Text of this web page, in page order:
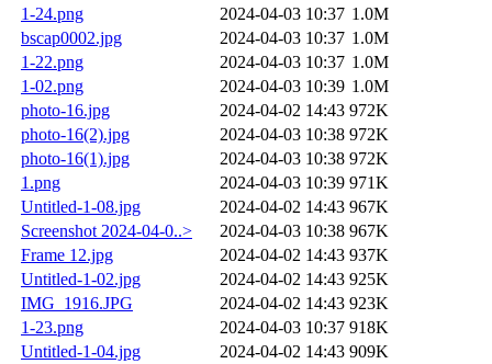
1-24.png
2024-04-03 10:37 1.0M
bscap0002.jpg
2024-04-03 10:37 1.0M
1-22.png
2024-04-03 10:37 1.0M
1-02.png
2024-04-03 10:39 1.0M
photo-16.jpg
2024-04-02 14:43 972K
photo-16(2).jpg
2024-04-03 10:38 972K
photo-16(1).jpg
2024-04-03 10:38 972K
1.png
2024-04-03 10:39 971K
Untitled-1-08.jpg
2024-04-02 14:43 967K
Screenshot 2024-04-0..>
2024-04-03 10:38 967K
Frame 12.jpg
2024-04-02 14:43 937K
Untitled-1-02.jpg
2024-04-02 14:43 925K
IMG_1916.JPG
2024-04-02 14:43 923K
1-23.png
2024-04-03 10:37 918K
Untitled-1-04.jpg
2024-04-02 14:43 909K